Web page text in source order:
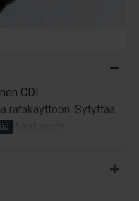
CDI
ratakäyttöön. Sytyttää
moottoreihin,